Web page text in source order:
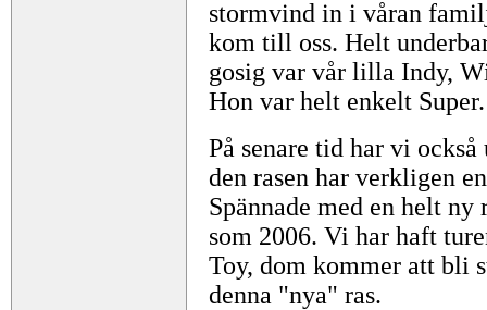
stormvind in i våran
kom till oss. Helt
gosig var vår lilla Indy,
Hon var helt enkelt Super.
På senare tid har vi
den rasen har verkligen
Spännade med en helt ny
som 2006. Vi har haft
Toy, dom kommer att bli
denna "nya" ras.